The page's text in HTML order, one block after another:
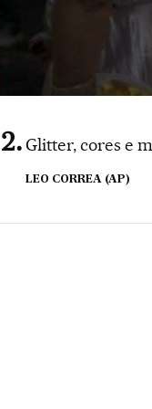
Glitter, cores e
LEO CORREA (AP)